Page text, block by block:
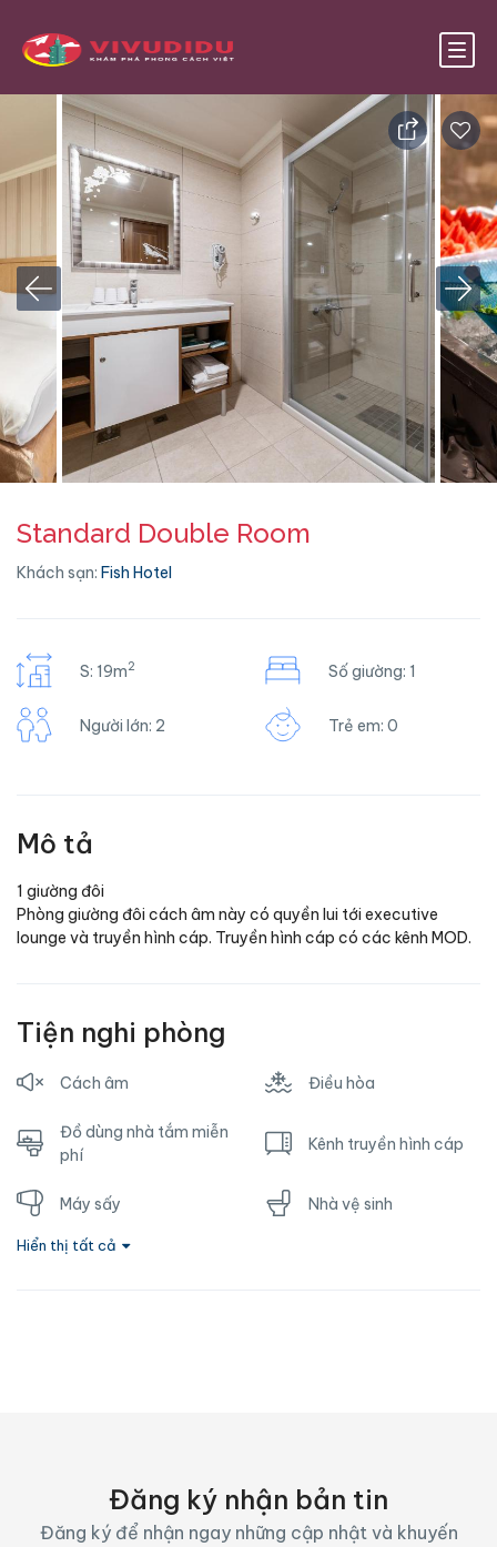
Standard Double Room
Khách sạn: Fish Hotel
S: 19m2 Số giường: 1
Người lớn: 2 Trẻ em: 0
Mô tả
1 giường đôi
Phòng giường đôi cách âm này có quyền lui tới executive
lounge và truyền hình cáp. Truyền hình cáp có các kênh MOD.
Tiện nghi phòng
Cách âm Điều hòa
Đồ dùng nhà tắm miễn
phí
Kênh truyền hình cáp
Máy sấy Nhà vệ sinh
Nước nóng
Hiển thị tất cả
Đăng ký nhận bản tin
Đăng ký để nhận ngay những cập nhật và khuyến